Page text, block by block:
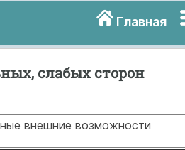
Главная
слабых сторон
внешние возможности